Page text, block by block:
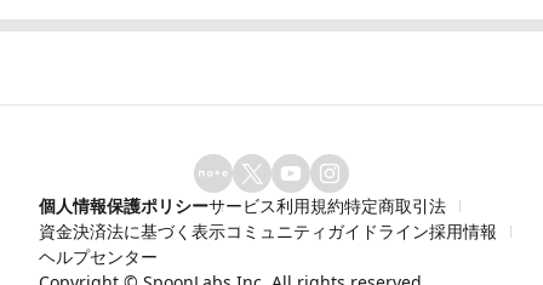
個人情報保護ポリシーサービス利用規約特定商取引法
資金決済法に基づく表示コミュニティガイドライン採用情報
ヘルプセンター